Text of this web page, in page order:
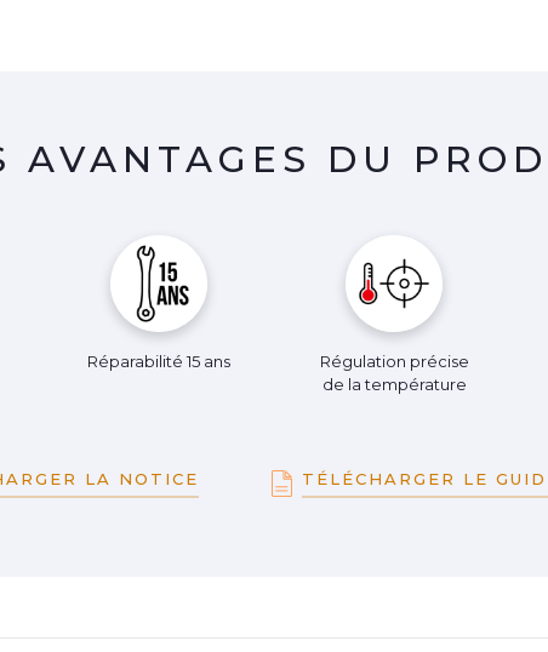
AVANTAGES DU
Réparabilité 15 ans
Régulation précise
de la température
LA NOTICE TÉLÉCHARGER LE